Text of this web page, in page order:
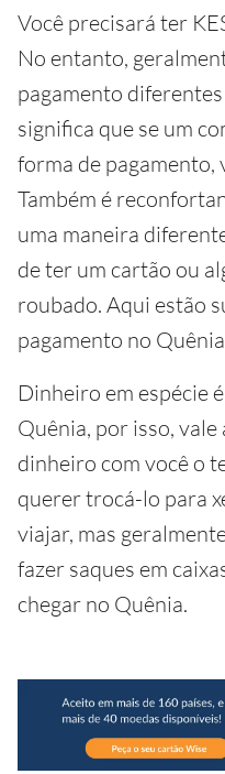
Você precisará ter
No entanto,
pagamento
significa que se um
forma de pagamento,
Também é
uma maneira
de ter um cartão ou
roubado. Aqui estão
pagamento no
Dinheiro em espécie
Quênia, por isso,
dinheiro com você o
querer trocá-lo para
viajar, mas
fazer saques em
chegar no Quênia.